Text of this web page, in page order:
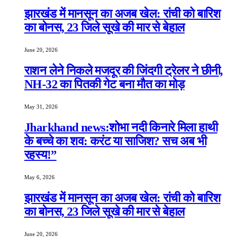
झारखंड में मानसून का अजब खेल: रांची को बारिश
का बोनस, 23 जिले सूखे की मार से बेहाल
June 20, 2026
राशन लेने निकले मजदूर की जिंदगी ट्रेलर ने छीनी,
NH-32 का पितकी गेट बना मौत का मोड़
May 31, 2026
Jharkhand news:शोभा नदी किनारे मिला हाथी
के बच्चे का शव: करंट या साजिश? सच अब भी
रहस्य!”
May 6, 2026
झारखंड में मानसून का अजब खेल: रांची को बारिश
का बोनस, 23 जिले सूखे की मार से बेहाल
June 20, 2026